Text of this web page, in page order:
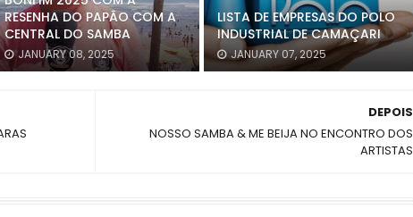
RESENHA DO PAPÃO COM A
CENTRAL DO SAMBA
JANUARY 08, 2025
LISTA DE EMPRESAS DO POLO
INDUSTRIAL DE CAMAÇARI
JANUARY 07, 2025
DEPOIS
NOSSO SAMBA & ME BEIJA NO ENCONTRO DOS
ARTISTAS